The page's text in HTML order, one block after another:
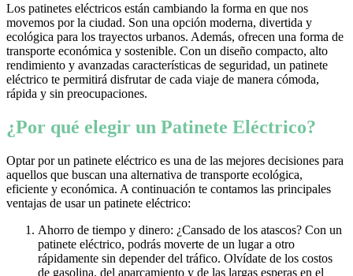
Los patinetes eléctricos están cambiando la forma en que nos
movemos por la ciudad. Son una opción moderna, divertida y
ecológica para los trayectos urbanos. Además, ofrecen una forma de
transporte económica y sostenible. Con un diseño compacto, alto
rendimiento y avanzadas características de seguridad, un patinete
eléctrico te permitirá disfrutar de cada viaje de manera cómoda,
rápida y sin preocupaciones.
¿Por qué elegir un Patinete Eléctrico?
Optar por un patinete eléctrico es una de las mejores decisiones para
aquellos que buscan una alternativa de transporte ecológica,
eficiente y económica. A continuación te contamos las principales
ventajas de usar un patinete eléctrico:
Ahorro de tiempo y dinero: ¿Cansado de los atascos? Con un
patinete eléctrico, podrás moverte de un lugar a otro
rápidamente sin depender del tráfico. Olvídate de los costos
de gasolina, del aparcamiento y de las largas esperas en el